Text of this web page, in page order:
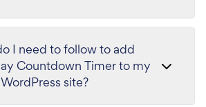
I need to follow to add
Countdown Timer to my
site?